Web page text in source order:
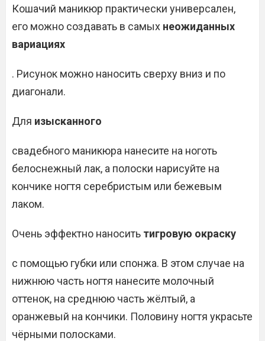
Кошачий маникюр практически универсален,
его можно создавать в самых неожиданных
вариациях
. Рисунок можно наносить сверху вниз и по
диагонали.
Для изысканного
свадебного маникюра нанесите на ноготь
белоснежный лак, а полоски нарисуйте на
кончике ногтя серебристым или бежевым
лаком.
Очень эффектно наносить тигровую окраску
с помощью губки или спонжа. В этом случае на
нижнюю часть ногтя нанесите молочный
оттенок, на среднюю часть жёлтый, а
оранжевый на кончики. Половину ногтя украсьте
чёрными полосками.